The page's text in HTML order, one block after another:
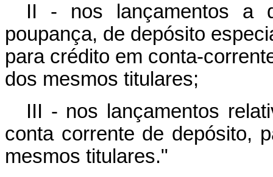
II - nos lançamentos a
poupança, de depósito
para crédito em conta-
dos mesmos titulares;
III - nos lançamentos
conta corrente de depósito,
mesmos titulares."